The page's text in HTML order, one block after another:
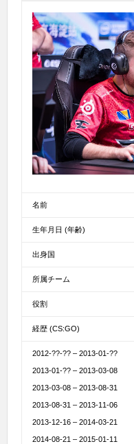
名前
生年月日 (年齢)
出身国
所属チーム
役割
経歴 (CS:GO)
2012-??-?? – 2013-01-??
2013-01-?? – 2013-03-08
2013-03-08 – 2013-08-31
2013-08-31 – 2013-11-06
2013-12-16 – 2014-03-21
2014-08-21 – 2015-01-11